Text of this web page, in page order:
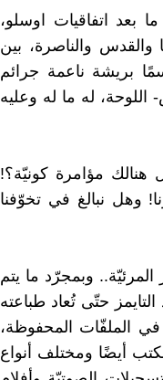
بعد اتفاقيات اوسلو،
والقدس والناصرة، بين
الغربيّة والارض المحتلة عام 48، راسمًا بريشة ناعمة جرائم
له ما له وعليه
هنالك مؤامرة كونيّة؟!
وهل نبالغ في تخوّفنا
وبمجرّد ما يتم
حتّى تُعاد طباعته
الملفّات المحفوظة،
أيضًا ومختلف أنواع